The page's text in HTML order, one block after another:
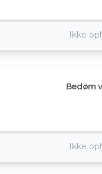
Ikke
Bedøm
Ikke